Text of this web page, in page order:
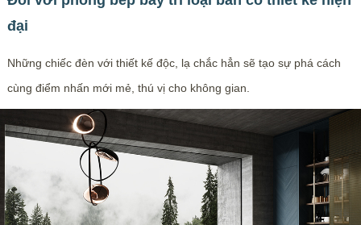
đại
Những chiếc đèn với thiết kế độc, lạ chắc hẳn sẽ tạo sự phá cách
cùng điểm nhấn mới mẻ, thú vị cho không gian.